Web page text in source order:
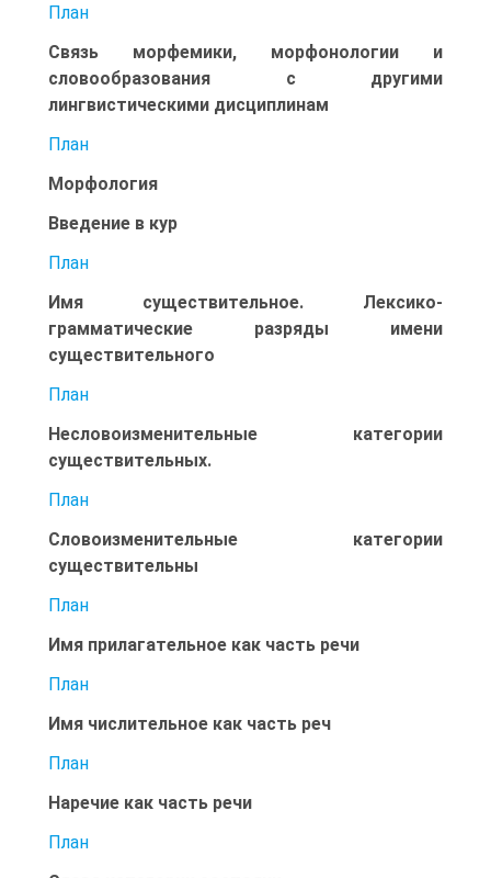
План
Связь морфемики, морфонологии и
словообразования с другими
лингвистическими дисциплинам
План
Морфология
Введение в кур
План
Имя существительное. Лексико-
грамматические разряды имени
существительного
План
Несловоизменительные категории
существительных.
План
Словоизменительные категории
существительны
План
Имя прилагательное как часть речи
План
Имя числительное как часть реч
План
Наречие как часть речи
План